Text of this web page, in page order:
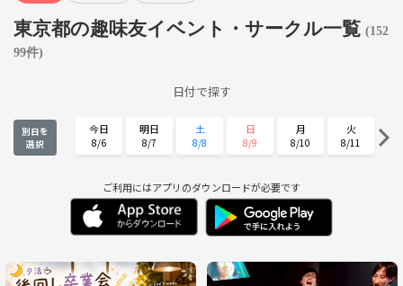
東京都の趣味友イベント・サークル一覧 (152
99件)
日付で探す
別日を
選択
今日
8/6
明日
8/7
土
8/8
日
8/9
月
8/10
火
8/11
8/12 8/13 8/14 8/15 8/16
火
8/18
水
8/19
金
8/21
土
8/22
8/24 8/25 8/26 8/27 8/28
ご利用にはアプリのダウンロードが必要です